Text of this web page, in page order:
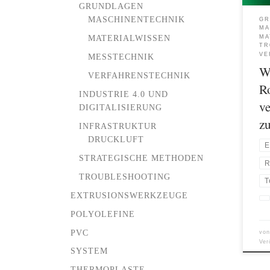
[…]
GRUNDLAGEN
MASCHINENTECHNIK
MATERIALWISSEN
MESSTECHNIK
VERFAHRENSTECHNIK
INDUSTRIE 4.0 UND
DIGITALISIERUNG
INFRASTRUKTUR
DRUCKLUFT
STRATEGISCHE METHODEN
TROUBLESHOOTING
EXTRUSIONSWERKZEUGE
POLYOLEFINE
PVC
SYSTEM